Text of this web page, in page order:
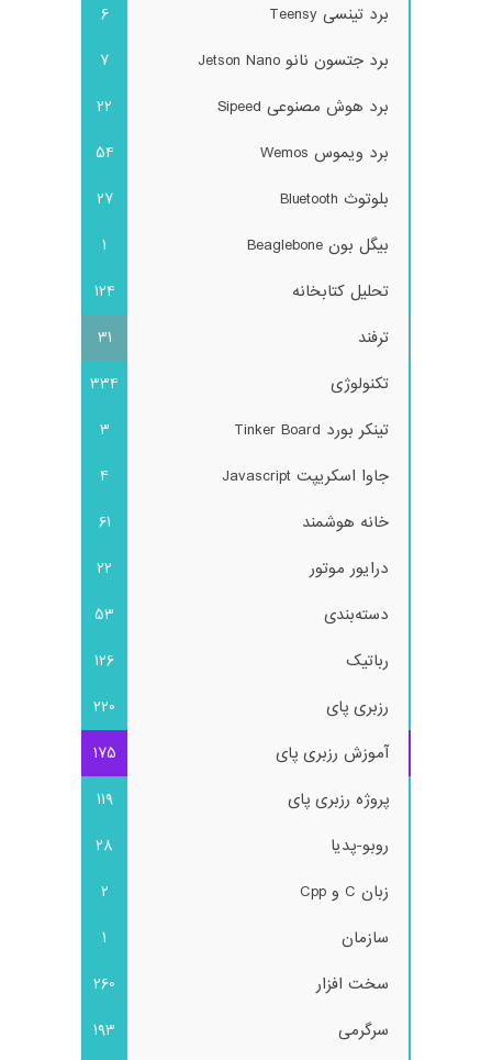
برد تینسی Teensy
6
برد جتسون نانو Jetson Nano
7
برد هوش مصنوعی Sipeed
22
برد ویموس Wemos
54
بلوتوث Bluetooth
27
بیگل بون Beaglebone
1
تحلیل کتابخانه
124
ترفند
31
تکنولوژی
334
تینکر بورد Tinker Board
3
جاوا اسکریپت Javascript
4
خانه هوشمند
61
درایور موتور
22
دسته‌بندی
53
رباتیک
126
رزبری پای
220
آموزش رزبری پای
175
پروژه رزبری پای
119
روبو-پدیا
28
زبان C و Cpp
2
سازمان
1
سخت افزار
260
سرگرمی
193